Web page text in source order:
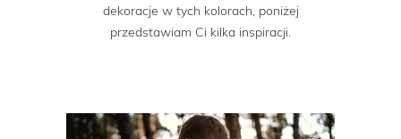
dekoracje w tych kolorach, poniżej
przedstawiam Ci kilka inspiracji.